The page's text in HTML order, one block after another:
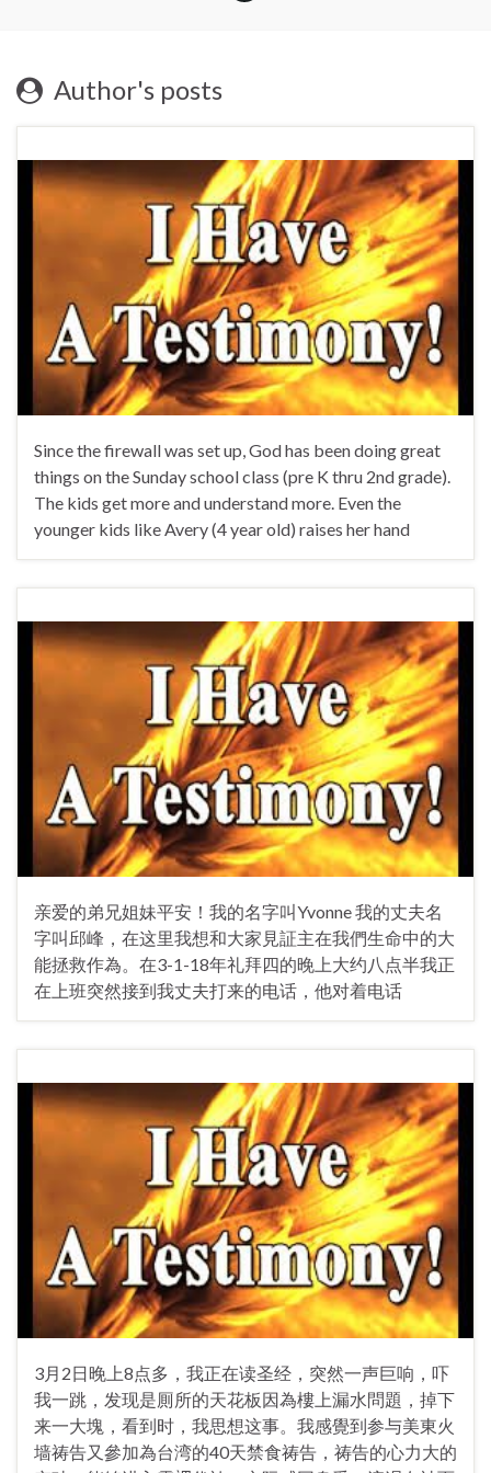
Author's posts
Since the firewall was set up, God has been doing great
things on the Sunday school class (pre K thru 2nd grade).
The kids get more and understand more. Even the
younger kids like Avery (4 year old) raises her hand
亲爱的弟兄姐妹平安！我的名字叫Yvonne 我的丈夫名
字叫邱峰，在这里我想和大家見証主在我們生命中的大
能拯救作為。在3-1-18年礼拜四的晚上大约八点半我正
在上班突然接到我丈夫打来的电话，他对着电话
3月2日晚上8点多，我正在读圣经，突然一声巨响，吓
我一跳，发现是厠所的天花板因為樓上漏水問題，掉下
来一大塊，看到时，我思想这事。我感覺到参与美東火
墙祷告又參加為台湾的40天禁食祷告，祷告的心力大的